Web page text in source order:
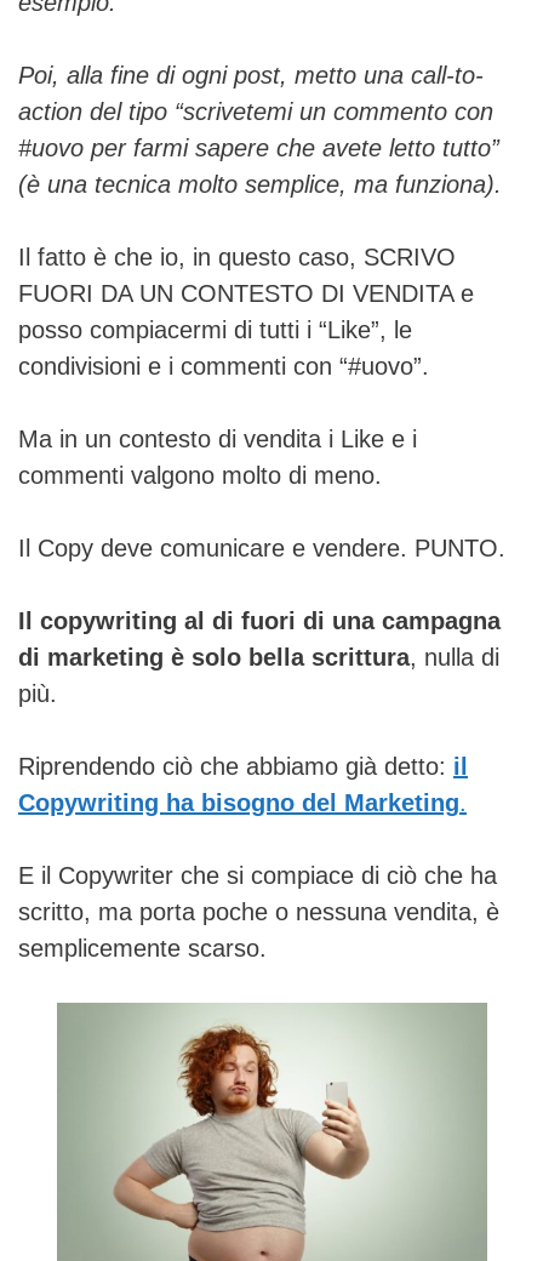
Poi, alla fine di ogni post, metto una call-to-
action del tipo “scrivetemi un commento con
#uovo per farmi sapere che avete letto tutto”
(è una tecnica molto semplice, ma funziona).
Il fatto è che io, in questo caso, SCRIVO
FUORI DA UN CONTESTO DI VENDITA e
posso compiacermi di tutti i “Like”, le
condivisioni e i commenti con “#uovo”.
Ma in un contesto di vendita i Like e i
commenti valgono molto di meno.
Il Copy deve comunicare e vendere. PUNTO.
Il copywriting al di fuori di una campagna
di marketing è solo bella scrittura, nulla di
più.
Riprendendo ciò che abbiamo già detto: il
Copywriting ha bisogno del Marketing.
E il Copywriter che si compiace di ciò che ha
scritto, ma porta poche o nessuna vendita, è
semplicemente scarso.